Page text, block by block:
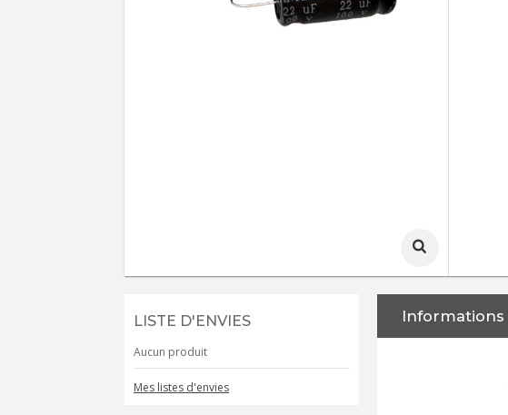
LISTE D'ENVIES
Aucun produit
Mes listes d'envies
Informations